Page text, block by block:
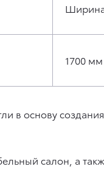
1700 мм
в основу
салон, а